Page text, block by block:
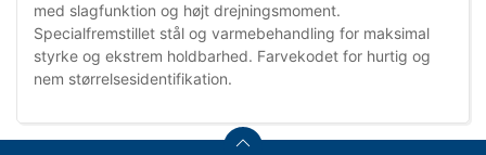
med slagfunktion og højt drejningsmoment.
Specialfremstillet stål og varmebehandling for maksimal
styrke og ekstrem holdbarhed. Farvekodet for hurtig og
nem størrelsesidentifikation.